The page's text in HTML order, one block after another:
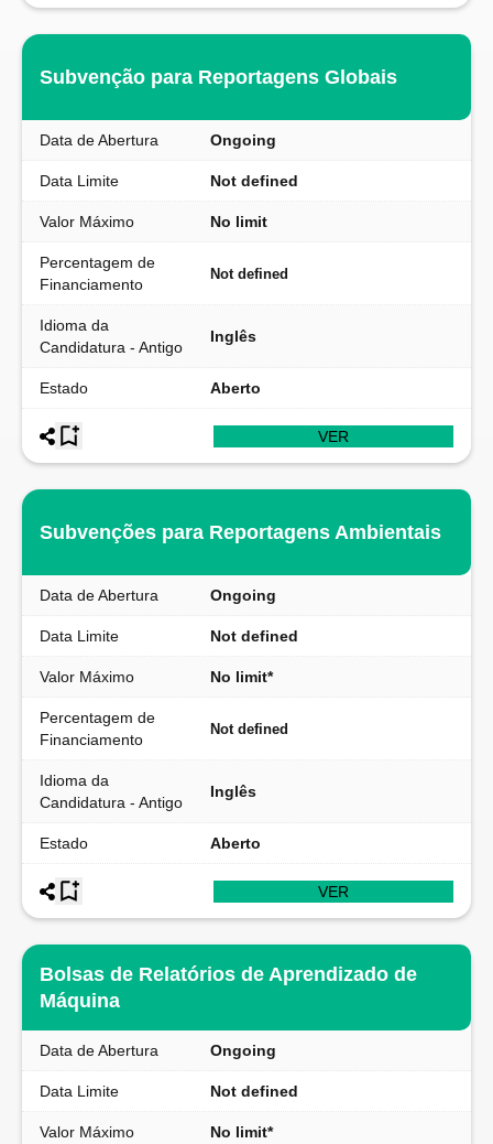
Subvenção para Reportagens Globais
Data de Abertura Ongoing
Data Limite Not defined
Valor Máximo No limit
Percentagem de
Financiamento
Not defined
Idioma da
Candidatura - Antigo
Inglês
Estado Aberto
VER
Subvenções para Reportagens Ambientais
Data de Abertura Ongoing
Data Limite Not defined
Valor Máximo No limit*
Percentagem de
Financiamento
Not defined
Idioma da
Candidatura - Antigo
Inglês
Estado Aberto
VER
Bolsas de Relatórios de Aprendizado de
Máquina
Data de Abertura Ongoing
Data Limite Not defined
Valor Máximo No limit*